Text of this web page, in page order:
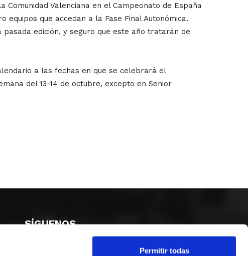
Permitir todas
Valenciana en el Campeonato de España
que accedan a la Fase Final Autonómica.
edición, y seguro que este año tratarán de
a las fechas en que se celebrará el
del 13-14 de octubre, excepto en Senior
SÍGUENOS